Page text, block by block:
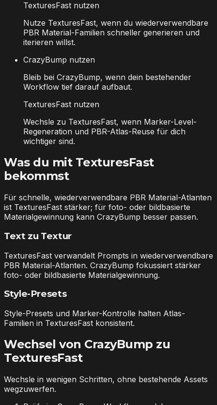
TexturesFast nutzen
Nutze TexturesFast, wenn du wiederverwendbare
PBR Material-Familien schneller generieren und
iterieren willst.
CrazyBump nutzen
Bleib bei CrazyBump, wenn dein bestehender
Workflow tief darauf aufbaut.
TexturesFast nutzen
Wechsle zu TexturesFast, wenn Marker-Level-
Regeneration und PBR-Atlas-Reuse für dich
wichtiger sind.
Was du mit TexturesFast
bekommst
Für schnelle, wiederverwendbare PBR Material-Atlanten
ist TexturesFast stärker; für foto- oder bildbasierte
Materialgewinnung kann CrazyBump besser passen.
Text zu Textur
TexturesFast verwandelt Prompts in wiederverwendbare
PBR Material-Atlanten. CrazyBump fokussiert stärker
foto- oder bildbasierte Materialgewinnung.
Style-Presets
Style-Presets und Marker-Kontrolle halten Atlas-
Familien in TexturesFast konsistent.
Wechsel von CrazyBump zu
TexturesFast
Wechsle in wenigen Schritten, ohne bestehende Assets
wegzuwerfen.